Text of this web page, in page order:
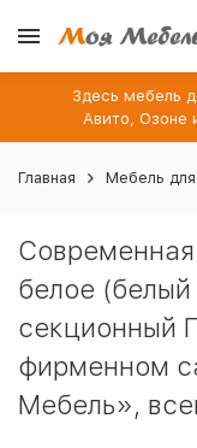
Здесь мебель
Авито, Озоне
Главная Мебель
белое
секционный
фирменном
Мебель»,